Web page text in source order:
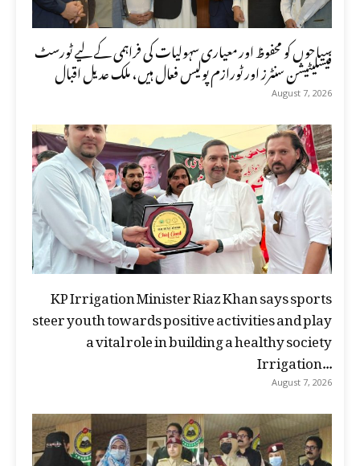
سیاحوں کو محفوظ اور معیاری سہولیات کی فراہمی کے لیے ٹورسٹ
فیسلیٹیشن سنٹرز اور ٹورازم پولیس فعال ہیں، ملک عدیل اقبال
August 7, 2026
KP Irrigation Minister Riaz Khan says sports
steer youth towards positive activities and play
a vital role in building a healthy society
Irrigation...
August 7, 2026